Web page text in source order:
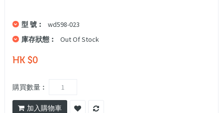
型 號︰
wd598-023
庫存狀態︰
Out Of Stock
HK $0
購買數量︰
加入購物車